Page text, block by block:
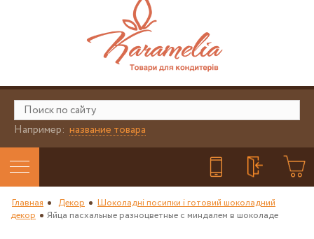
Например: название товара
Главная Декор
Шоколадні посипки і готовий шоколадний
декор
Яйца пасхальные разноцветные с миндалем в шоколаде